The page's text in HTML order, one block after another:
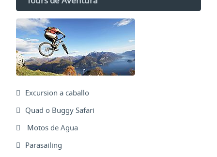
Excursion a caballo
Quad o Buggy Safari
Motos de Agua
Parasailing